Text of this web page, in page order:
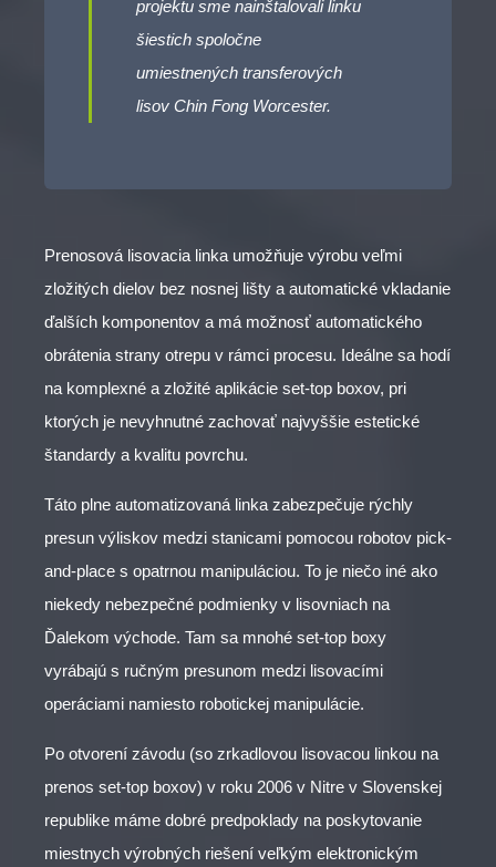
projektu sme nainštalovali linku
šiestich spoločne
umiestnených transferových
lisov Chin Fong Worcester.
Prenosová lisovacia linka umožňuje výrobu veľmi
zložitých dielov bez nosnej lišty a automatické vkladanie
ďalších komponentov a má možnosť automatického
obrátenia strany otrepu v rámci procesu. Ideálne sa hodí
na komplexné a zložité aplikácie set-top boxov, pri
ktorých je nevyhnutné zachovať najvyššie estetické
štandardy a kvalitu povrchu.
Táto plne automatizovaná linka zabezpečuje rýchly
presun výliskov medzi stanicami pomocou robotov pick-
and-place s opatrnou manipuláciou. To je niečo iné ako
niekedy nebezpečné podmienky v lisovniach na
Ďalekom východe. Tam sa mnohé set-top boxy
vyrábajú s ručným presunom medzi lisovacími
operáciami namiesto robotickej manipulácie.
Po otvorení závodu (so zrkadlovou lisovacou linkou na
prenos set-top boxov) v roku 2006 v Nitre v Slovenskej
republike máme dobré predpoklady na poskytovanie
miestnych výrobných riešení veľkým elektronickým